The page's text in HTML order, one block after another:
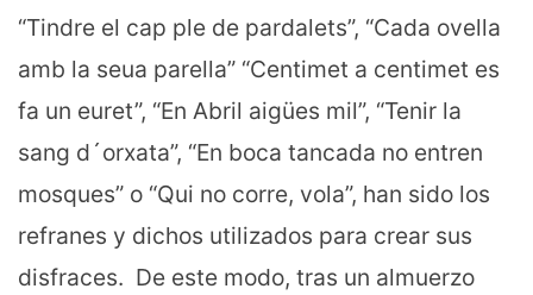
“Tindre el cap ple de pardalets”, “Cada ovella
amb la seua parella” “Centimet a centimet es
fa un euret”, “En Abril aigües mil”, “Tenir la
sang d´orxata”, “En boca tancada no entren
mosques” o “Qui no corre, vola”, han sido los
refranes y dichos utilizados para crear sus
disfraces. De este modo, tras un almuerzo